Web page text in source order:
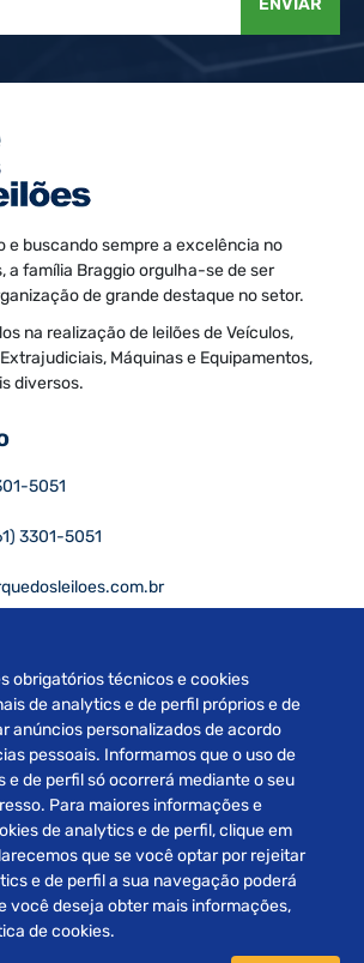
ENVIAR
e buscando sempre a excelência no
a família Braggio orgulha-se de ser
de grande destaque no setor.
na realização de leilões de Veículos,
Máquinas e Equipamentos,
diversos.
5051
3301-5051
PESQUISAR
Parque dos Leilões. Desenvolvido por
obrigatórios técnicos e cookies
de analytics e de perfil próprios e de
anúncios personalizados de acordo
pessoais. Informamos que o uso de
e de perfil só ocorrerá mediante o seu
Para maiores informações e
de analytics e de perfil, clique em
que se você optar por rejeitar
e de perfil a sua navegação poderá
você deseja obter mais informações,
de cookies.